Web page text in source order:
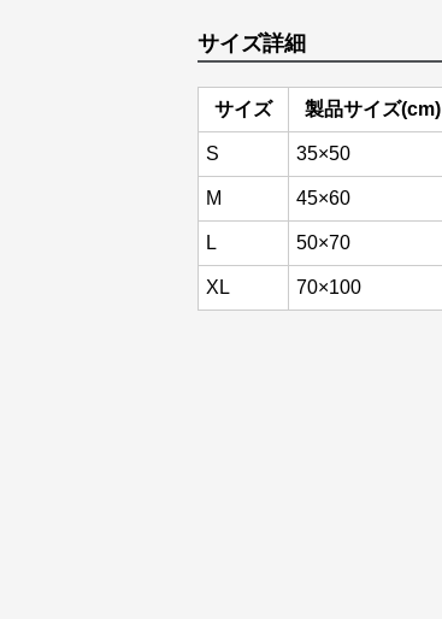
サイズ詳細
サイズ 製品サイズ(cm)
S 35×50
M 45×60
L 50×70
XL 70×100